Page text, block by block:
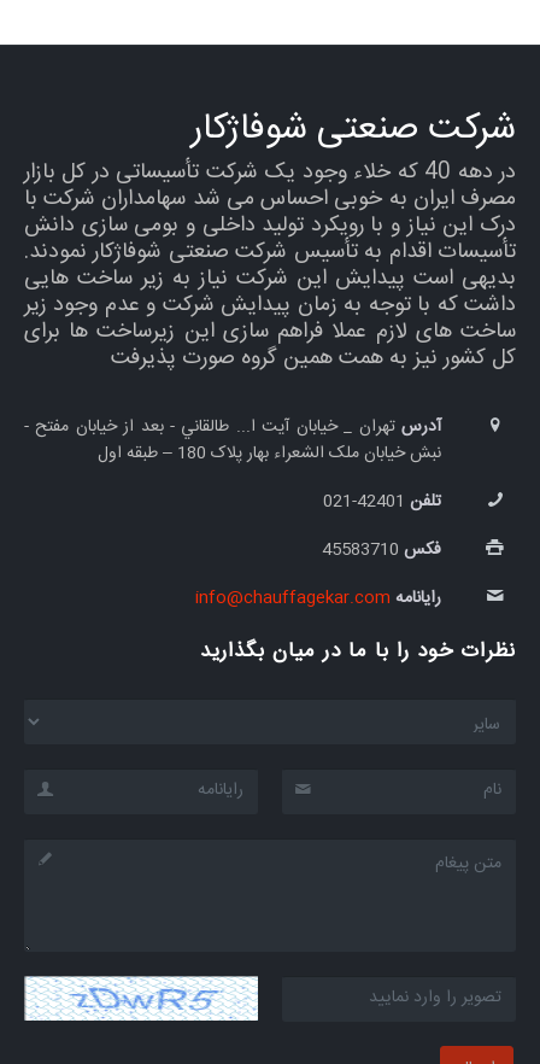
شرکت صنعتی شوفاژکار
در دهه 40 که خلاء وجود یک شرکت تأسیساتی در کل بازار
مصرف ایران به خوبی احساس می شد سهامداران شرکت با
درک این نیاز و با رویکرد تولید داخلی و بومی سازی دانش
تأسیسات اقدام به تأسیس شرکت صنعتی شوفاژکار نمودند.
بدیهی است پیدایش این شرکت نیاز به زیر ساخت هایی
داشت که با توجه به زمان پیدایش شرکت و عدم وجود زیر
ساخت های لازم عملا فراهم سازی این زیرساخت ها برای
کل کشور نیز به همت همین گروه صورت پذیرفت
آدرس تهران _ خيابان آيت ا... طالقاني - بعد از خیابان مفتح -
نبش خيابان ملک الشعراء بهار پلاک 180 – طبقه اول
تلفن
فکس
رایانامه info@chauffagekar.com
نظرات خود را با ما در میان بگذارید